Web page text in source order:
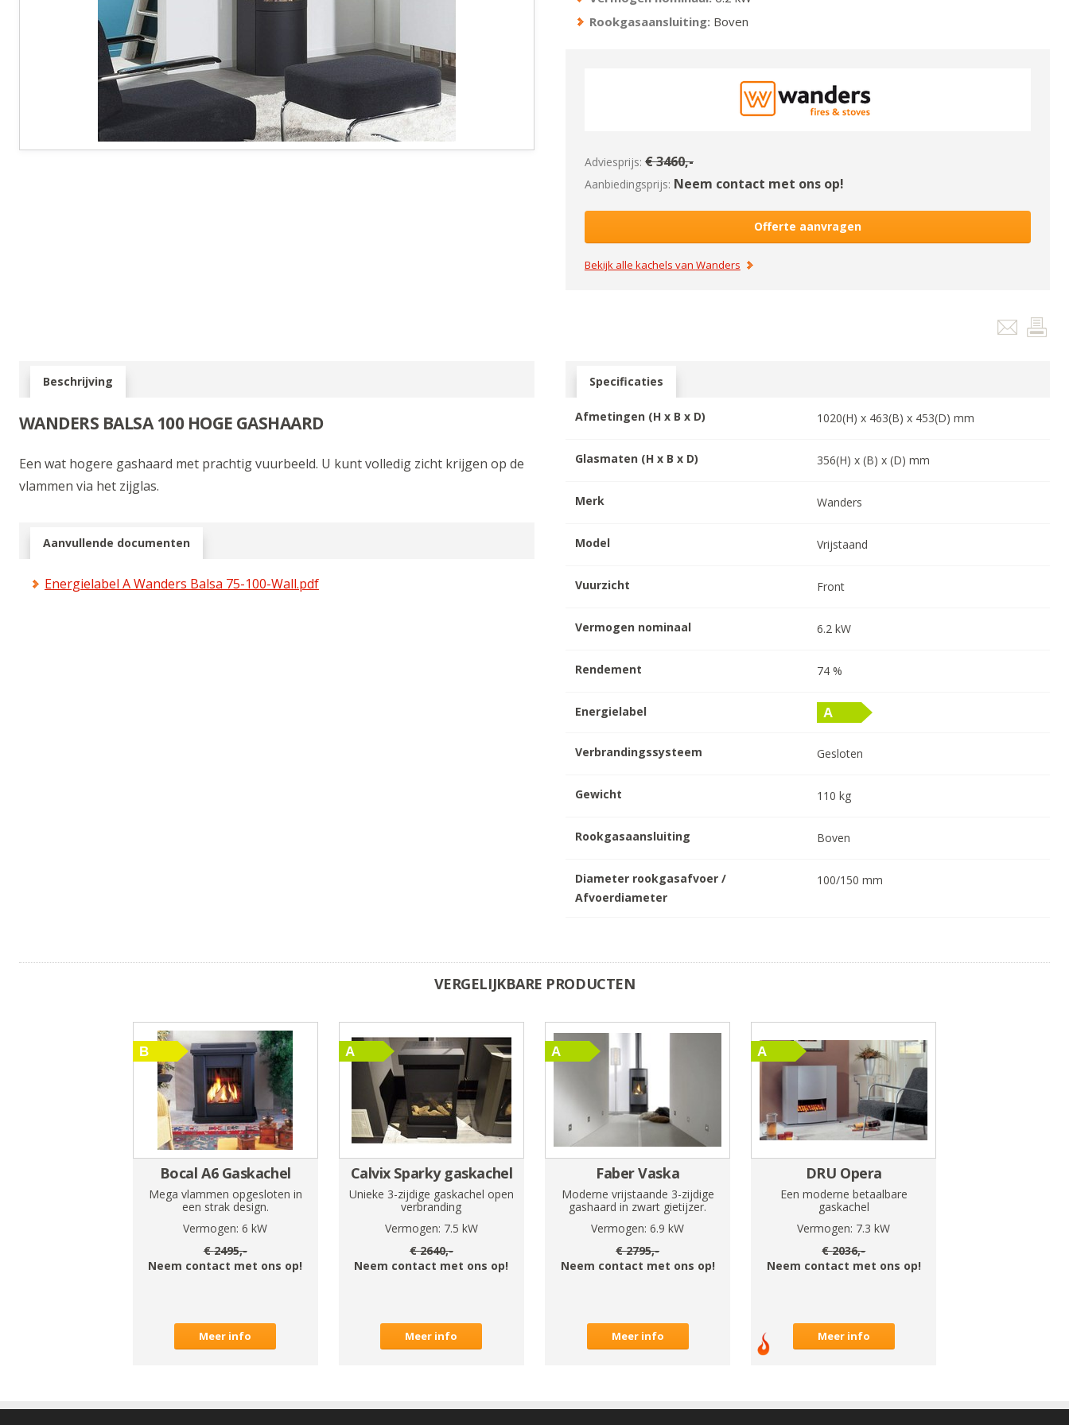
Rookgasaansluiting: Boven
Adviesprijs: €3460,-
Aanbiedingsprijs: Neem contact met ons op!
Offerte aanvragen
Bekijk alle kachels van Wanders
Specificaties
Afmetingen (H x B x D) 1020(H) x 463(B) x 453(D) mm
Glasmaten (H x B x D) 356(H) x(B) x(D) mm
Merk Wanders
Model Vrijstaand
Vuurzicht Front
Vermogen nominaal 6.2 kW
Rendement 74 %
Energielabel
Verbrandingssysteem Gesloten
Gewicht 110 kg
Rookgasaansluiting Boven
Diameter rookgasafvoer /
Afvoerdiameter
100/150 mm
Beschrijving
WANDERS BALSA 100 HOGE GASHAARD
Een wat hogere gashaard met prachtig vuurbeeld. U kunt volledig zicht krijgen op de
vlammen via het zijglas.
Aanvullende documenten
Energielabel A Wanders Balsa 75-100-Wall.pdf
VERGELIJKBARE PRODUCTEN
Bocal A6 Gaskachel
Mega vlammen opgesloten in
een strak design.
Vermogen: 6 kW
€2495,-
Neem contact met ons op!
Meer info
Calvix Sparky gaskachel
Unieke 3-zijdige gaskachel open
verbranding
Vermogen: 7.5 kW
€2640,-
Neem contact met ons op!
Meer info
Faber Vaska
Moderne vrijstaande 3-zijdige
gashaard in zwart gietijzer.
Vermogen: 6.9 kW
€2795,-
Neem contact met ons op!
Meer info
DRU Opera
Een moderne betaalbare
gaskachel
Vermogen: 7.3 kW
€2036,-
Neem contact met ons op!
Meer info